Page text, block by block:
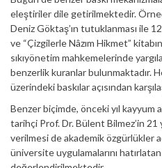
eleştiriler dile getirilmektedir.
Deniz Göktaş’ın tutuklanması ile
ve “Çizgilerle Nâzım Hikmet”
sıkıyönetim mahkemelerinde
benzerlik kuranlar bulunmaktadır.
üzerindeki baskılar açısından
Benzer biçimde, önceki yıl kayyum
tarihçi Prof. Dr. Bülent Bilmez’in
verilmesi de akademik özgürlükler
üniversite uygulamalarını